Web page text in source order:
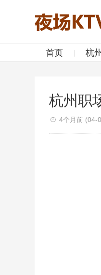
首页 杭
杭州职
4个月前 (04-